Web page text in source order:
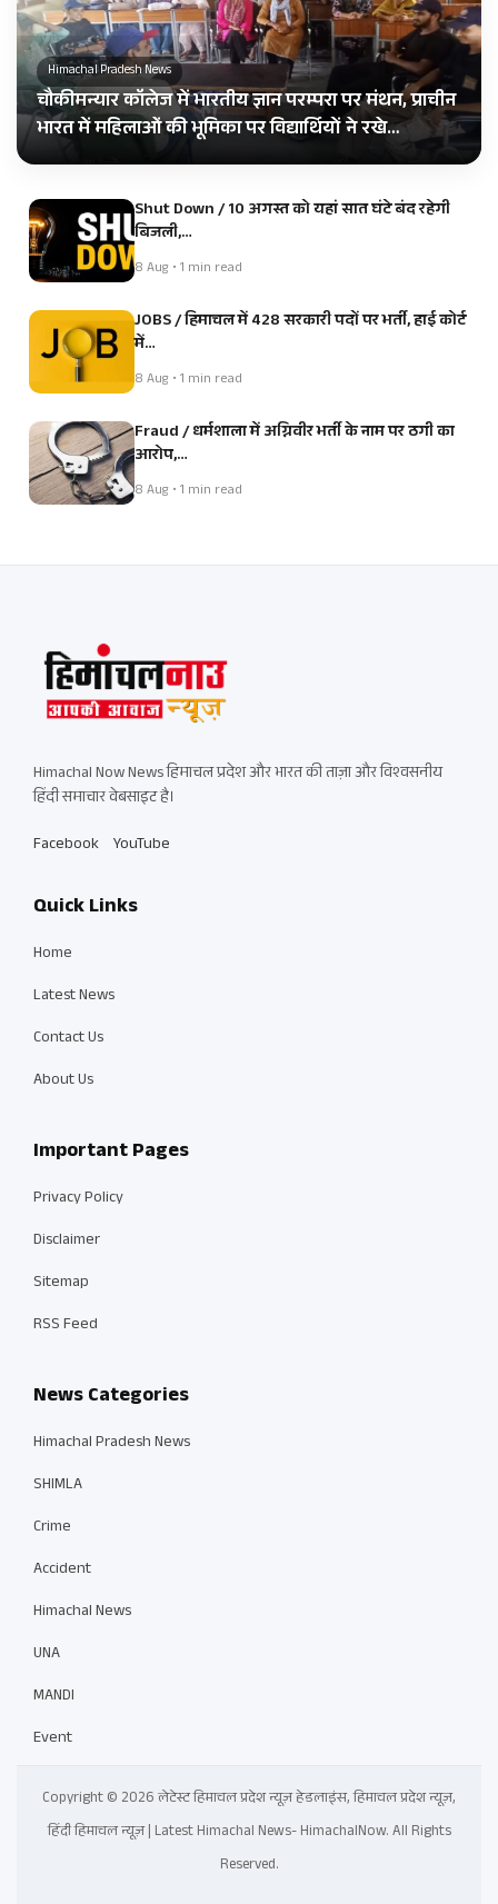
Himachal Pradesh News
चौकीमन्यार कॉलेज में भारतीय ज्ञान परम्परा पर मंथन, प्राचीन
भारत में महिलाओं की भूमिका पर विद्यार्थियों ने रखे…
Shut Down / 10 अगस्त को यहां सात घंटे बंद रहेगी
बिजली,…
8 Aug • 1 min read
JOBS / हिमाचल में 428 सरकारी पदों पर भर्ती, हाई कोर्ट
में…
8 Aug • 1 min read
Fraud / धर्मशाला में अग्निवीर भर्ती के नाम पर ठगी का
आरोप,…
8 Aug • 1 min read
Himachal Now News हिमाचल प्रदेश और भारत की ताज़ा और विश्वसनीय
हिंदी समाचार वेबसाइट है।
Facebook YouTube
Quick Links
Home
Latest News
Contact Us
About Us
Important Pages
Privacy Policy
Disclaimer
Sitemap
RSS Feed
News Categories
Himachal Pradesh News
SHIMLA
Crime
Accident
Himachal News
UNA
MANDI
Event
Copyright © 2026 लेटेस्ट हिमाचल प्रदेश न्यूज़ हेडलाइंस, हिमाचल प्रदेश न्यूज़,
हिंदी हिमाचल न्यूज़ | Latest Himachal News- HimachalNow. All Rights
Reserved.